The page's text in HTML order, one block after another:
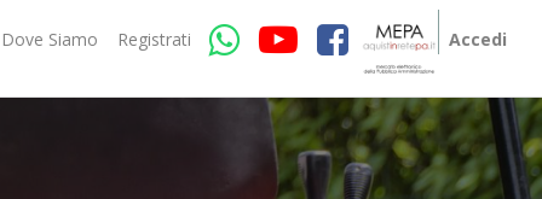
Dove Siamo Registrati Accedi